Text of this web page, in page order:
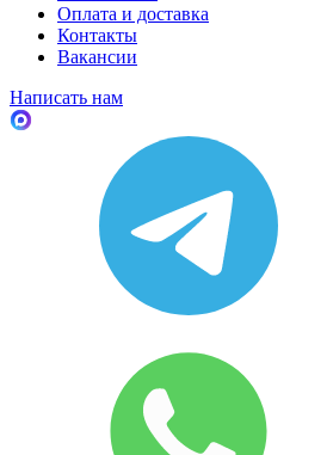
Оплата и доставка
Контакты
Вакансии
Написать нам